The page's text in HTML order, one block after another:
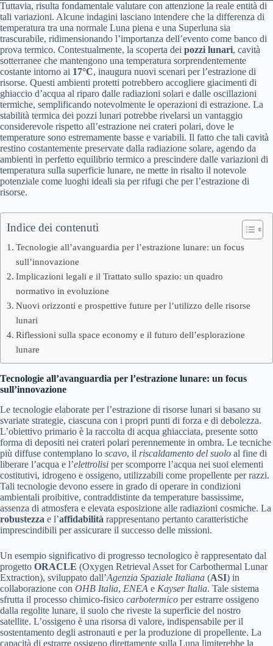
Tuttavia, risulta fondamentale valutare con attenzione la reale entità di
tali variazioni. Alcune indagini lasciano intendere che la differenza di
temperatura tra una normale Luna piena e una Superluna sia
trascurabile, ridimensionando l’importanza dell’evento come banco di
prova termico. Contestualmente, la scoperta dei pozzi lunari, cavità
sotterranee che mantengono una temperatura sorprendentemente
costante intorno ai 17°C, inaugura nuovi scenari per l’estrazione di
risorse. Questi ambienti protetti potrebbero accogliere giacimenti di
ghiaccio d’acqua al riparo dalle radiazioni solari e dalle oscillazioni
termiche, semplificando notevolmente le operazioni di estrazione. La
stabilità termica dei pozzi lunari potrebbe rivelarsi un vantaggio
considerevole rispetto all’estrazione nei crateri polari, dove le
temperature sono estremamente basse e variabili. Il fatto che tali cavità
restino costantemente preservate dalla radiazione solare, agendo da
ambienti in perfetto equilibrio termico a prescindere dalle variazioni di
temperatura sulla superficie lunare, ne mette in risalto il notevole
potenziale come luoghi ideali sia per rifugi che per l’estrazione di
risorse.
Indice dei contenuti
Tecnologie all’avanguardia per l’estrazione lunare: un focus
sull’innovazione
Implicazioni legali e il Trattato sullo spazio: un quadro
normativo in evoluzione
Nuovi orizzonti e prospettive future per l’utilizzo delle risorse
lunari
Riflessioni sulla space economy e il futuro dell’esplorazione
lunare
Tecnologie all’avanguardia per l’estrazione lunare: un focus
sull’innovazione
Le tecnologie elaborate per l’estrazione di risorse lunari si basano su
svariate strategie, ciascuna con i propri punti di forza e di debolezza.
L’obiettivo primario è la raccolta di acqua ghiacciata, presente sotto
forma di depositi nei crateri polari perennemente in ombra. Le tecniche
più diffuse contemplano lo scavo, il riscaldamento del suolo al fine di
liberare l’acqua e l’elettrolisi per scomporre l’acqua nei suoi elementi
costitutivi, idrogeno e ossigeno, utilizzabili come propellente per razzi.
Tali tecnologie devono essere in grado di operare in condizioni
ambientali proibitive, contraddistinte da temperature bassissime,
assenza di atmosfera e elevata esposizione alle radiazioni cosmiche. La
robustezza e l’affidabilità rappresentano pertanto caratteristiche
imprescindibili per assicurare il successo delle missioni.
Un esempio significativo di progresso tecnologico è rappresentato dal
progetto ORACLE (Oxygen Retrieval Asset for Carbothermal Lunar
Extraction), sviluppato dall’Agenzia Spaziale Italiana (ASI) in
collaborazione con OHB Italia, ENEA e Kayser Italia. Tale sistema
sfrutta il processo chimico-fisico carbotermico per estrarre ossigeno
dalla regolite lunare, il suolo che riveste la superficie del nostro
satellite. L’ossigeno è una risorsa di valore, indispensabile per il
sostentamento degli astronauti e per la produzione di propellente. La
capacità di estrarre ossigeno direttamente sulla Luna limiterebbe la